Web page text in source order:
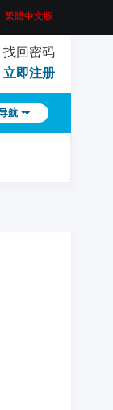
繁體中文版
找回密码
立即注册
航